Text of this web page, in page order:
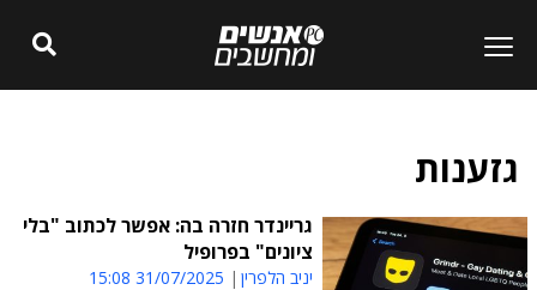
גזענות
גריינדר חזרה בה: אפשר לכתוב "בלי
ציונים" בפרופיל
יניב הלפרין 31/07/2025 15:08